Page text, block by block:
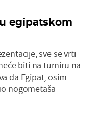
egipatskom
sve se vrti
biti na turniru na
da Egipat, osim
nogometaša